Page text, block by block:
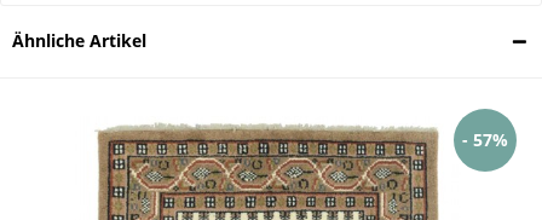
Ähnliche Artikel
- 57%